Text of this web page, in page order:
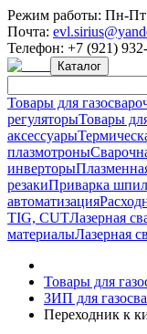
Режим работы: Пн-Пт
Почта:
Телефон: +7 (921)
Каталог
Товары для
регуляторыТовары
аксессуары
плазмотроны
инверторы
резакиПриварка
автоматизация
TIG, CUTЛазерная
материалыЛазерная
Товары для
ЗИП для
Переходник к